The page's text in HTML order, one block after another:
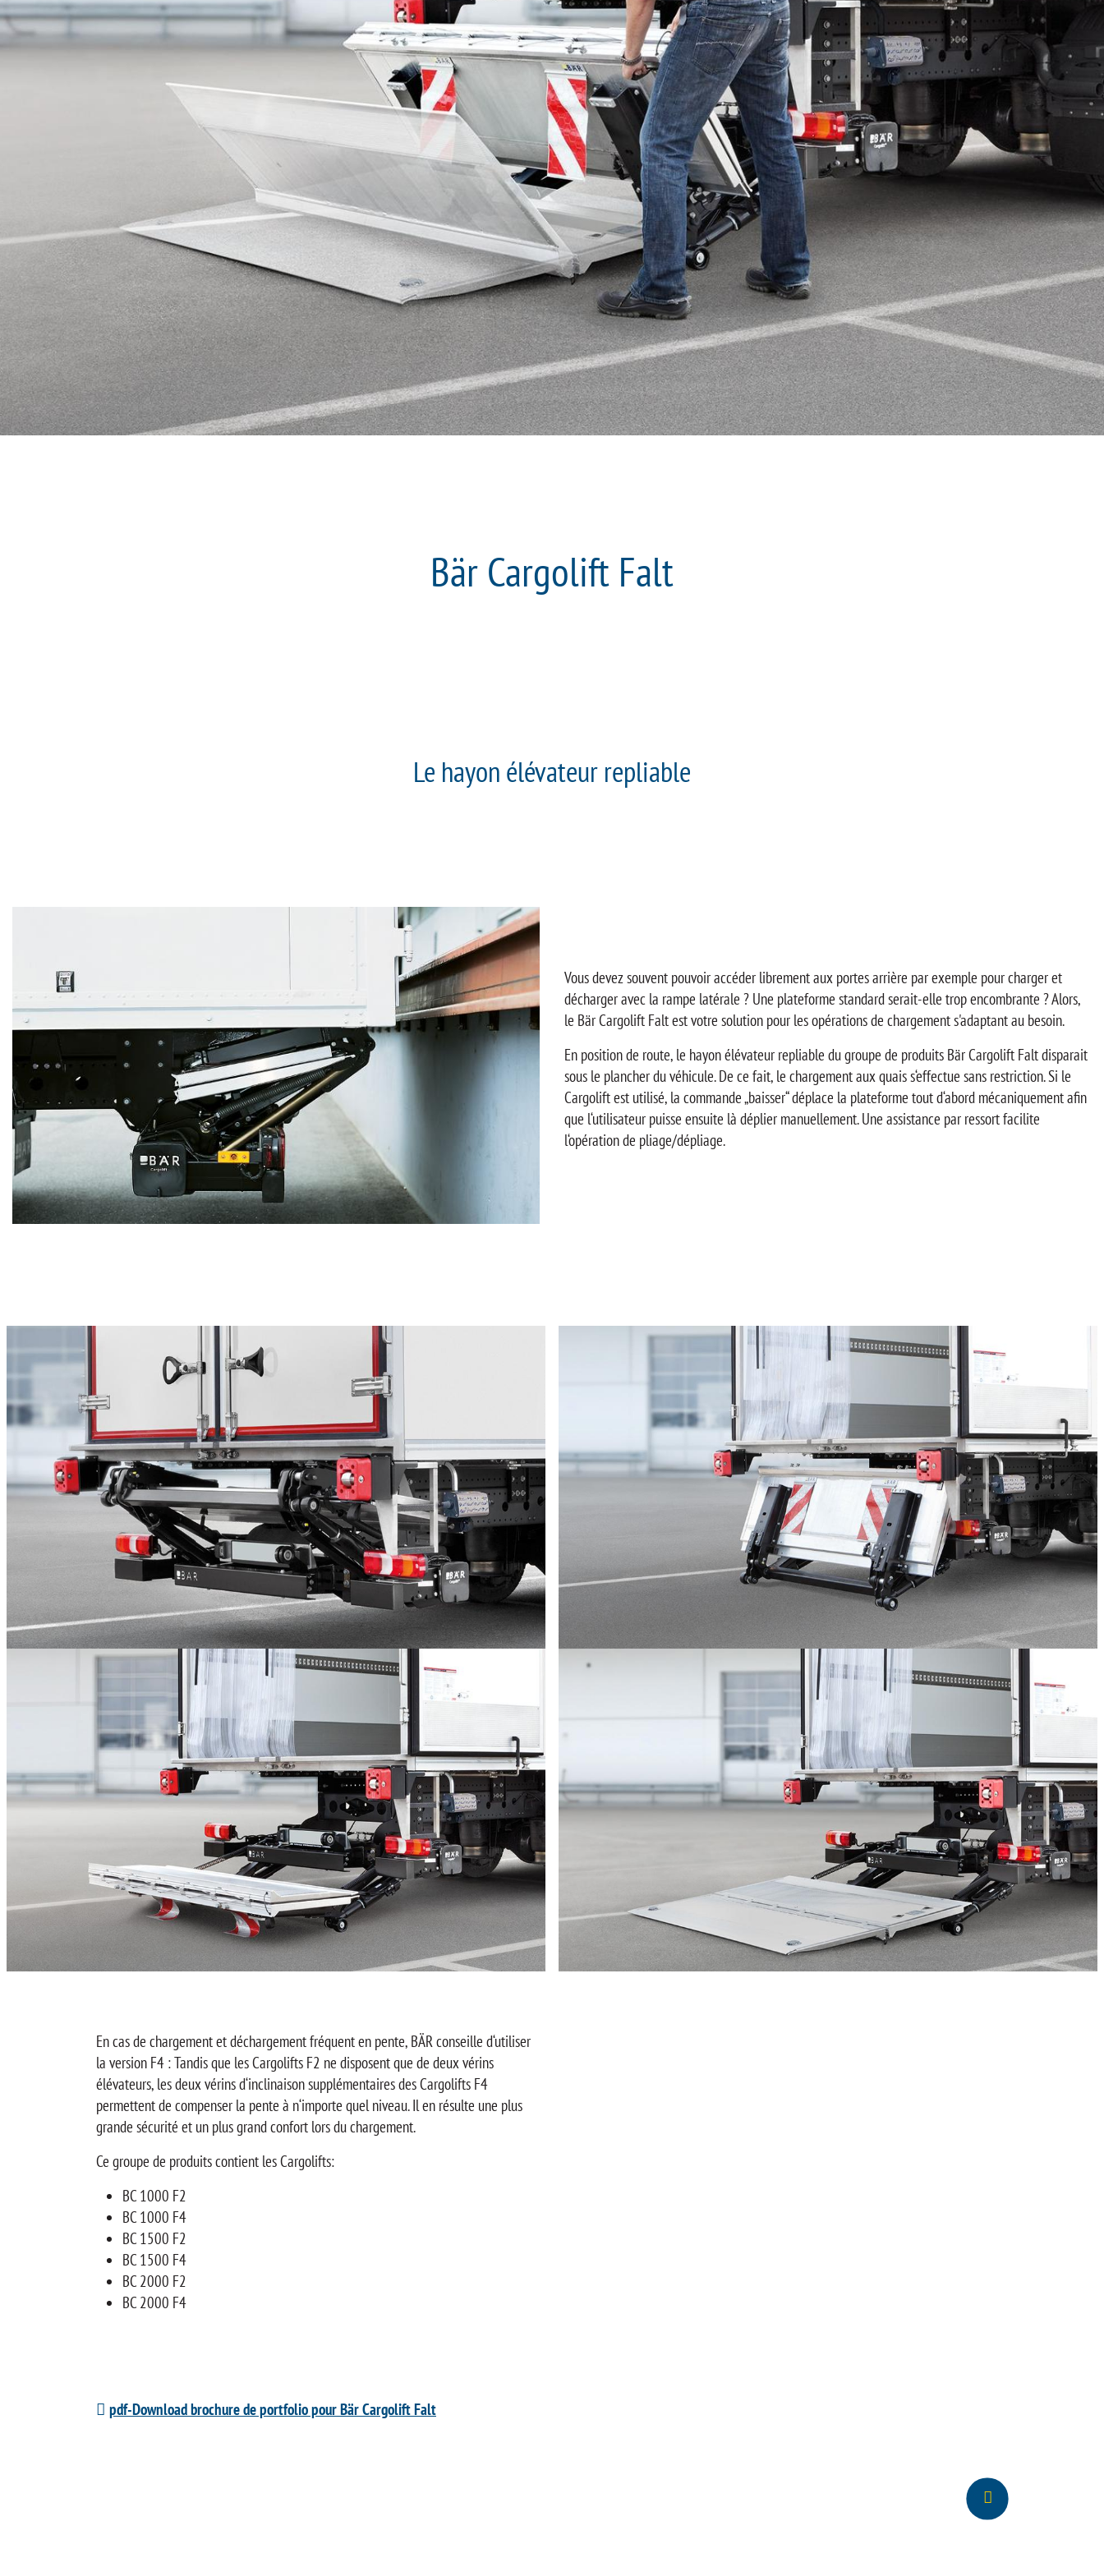
Bär Cargolift Falt
Le hayon élévateur repliable
Vous devez souvent pouvoir accéder librement aux portes arrière par exemple pour charger et
décharger avec la rampe latérale ? Une plateforme standard serait-elle trop encombrante ? Alors,
le Bär Cargolift Falt est votre solution pour les opérations de chargement s'adaptant au besoin.
En position de route, le hayon élévateur repliable du groupe de produits Bär Cargolift Falt disparait
sous le plancher du véhicule. De ce fait, le chargement aux quais s‘effectue sans restriction. Si le
Cargolift est utilisé, la commande „baisser“ déplace la plateforme tout d‘abord mécaniquement afin
que l‘utilisateur puisse ensuite là déplier manuellement. Une assistance par ressort facilite
l‘opération de pliage/dépliage.
En cas de chargement et déchargement fréquent en pente, BÄR conseille d‘utiliser
la version F4 : Tandis que les Cargolifts F2 ne disposent que de deux vérins
élévateurs, les deux vérins d‘inclinaison supplémentaires des Cargolifts F4
permettent de compenser la pente à n‘importe quel niveau. Il en résulte une plus
grande sécurité et un plus grand confort lors du chargement.
Ce groupe de produits contient les Cargolifts:
BC 1000 F2
BC 1000 F4
BC 1500 F2
BC 1500 F4
BC 2000 F2
BC 2000 F4
pdf-Download brochure de portfolio pour Bär Cargolift Falt